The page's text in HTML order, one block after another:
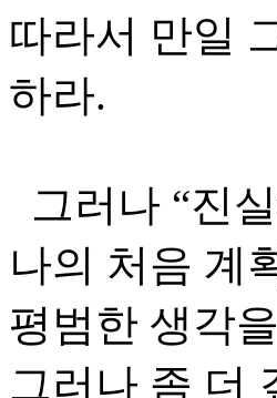
따라서 만일
하라.
그러나 “진
나의 처음 계
평범한 생각
그러나 좀 더